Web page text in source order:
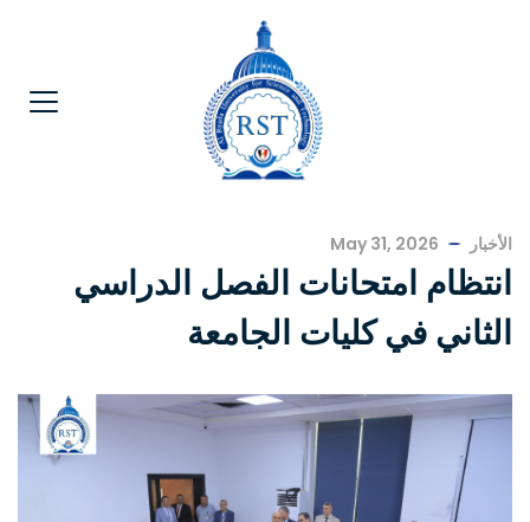
الأخبار May 31, 2026
انتظام امتحانات الفصل الدراسي
الثاني في كليات الجامعة